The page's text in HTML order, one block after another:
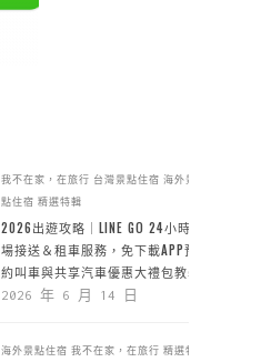
我不在家，在旅行 台灣景點住宿 海外景
點住宿 精選特輯
2026出遊攻略｜LINE GO 24小時機
場接送＆租車服務，免下載APP預
約叫車與共享汽車優惠大禮包教學
2026 年 6 月 14 日
海外景點住宿 我不在家，在旅行 精選特